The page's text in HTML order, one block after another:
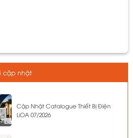
cập nhật
Cập Nhật Catalogue Thiết Bị Điện
LiOA 07/2026